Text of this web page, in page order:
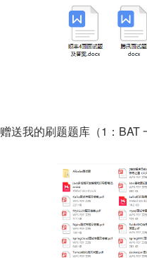
赠送我的刷题题库（1：BAT